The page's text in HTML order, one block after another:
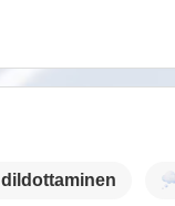
dildottaminen